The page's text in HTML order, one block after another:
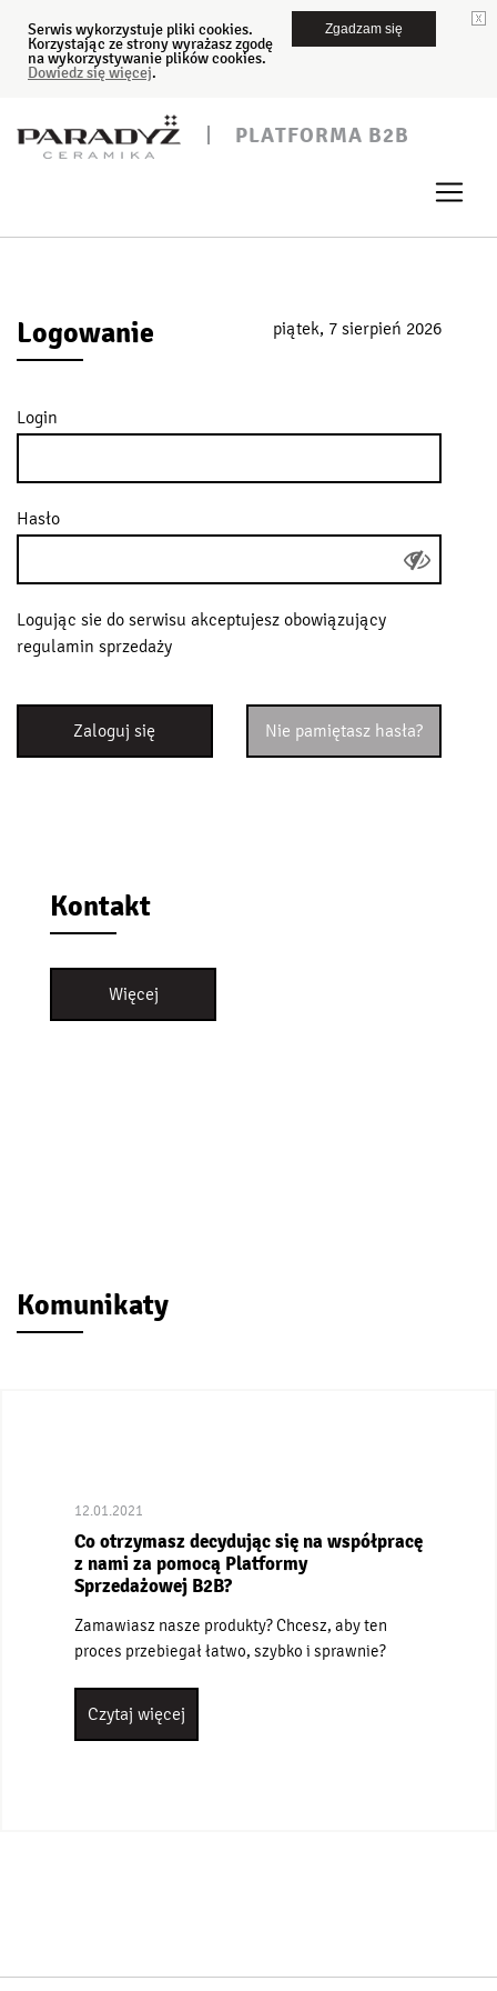
Zgadzam się
Serwis wykorzystuje pliki cookies.
Korzystając ze strony wyrażasz zgodę
na wykorzystywanie plików cookies.
Dowiedz się więcej.
PLATFORMA B2B
Logowanie piątek, 7 sierpień 2026
Login
Hasło
Logując sie do serwisu akceptujesz obowiązujący
regulamin sprzedaży
Zaloguj się Nie pamiętasz hasła?
Kontakt
Więcej
Komunikaty
12.01.2021
Co otrzymasz decydując się na współpracę
z nami za pomocą Platformy
Sprzedażowej B2B?
Zamawiasz nasze produkty? Chcesz, aby ten
proces przebiegał łatwo, szybko i sprawnie?
Czytaj więcej